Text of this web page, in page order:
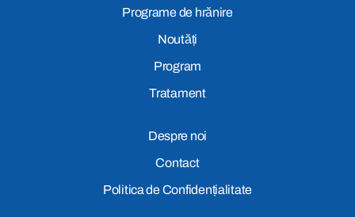
Programe de hrănire
Noutăți
Program
Tratament
Despre noi
Contact
Politica de Confidențialitate